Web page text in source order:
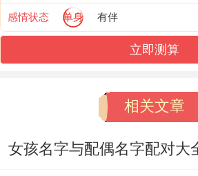
规避亥日（如5月10日），
寅日（如5月18日） -二者共
五行流转法则金牛土命宜选
日）激发思维活力~共同活
感情状态 单身 有伴
立即测算
相关文章